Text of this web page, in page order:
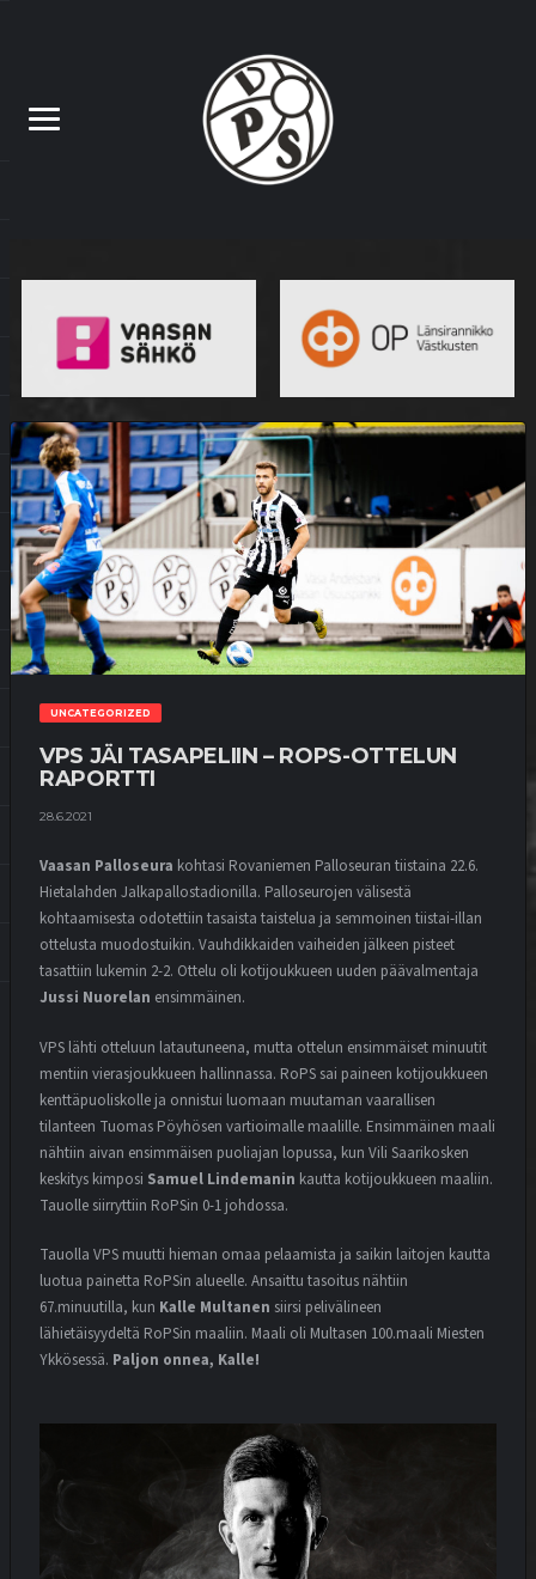
UNCATEGORIZED
VPS JÄI TASAPELIIN – ROPS-OTTELUN
RAPORTTI
28.6.2021
Vaasan Palloseura kohtasi Rovaniemen Palloseuran tiistaina 22.6.
Hietalahden Jalkapallostadionilla. Palloseurojen välisestä
kohtaamisesta odotettiin tasaista taistelua ja semmoinen tiistai-illan
ottelusta muodostuikin. Vauhdikkaiden vaiheiden jälkeen pisteet
tasattiin lukemin 2-2. Ottelu oli kotijoukkueen uuden päävalmentaja
Jussi Nuorelan ensimmäinen.
VPS lähti otteluun latautuneena, mutta ottelun ensimmäiset minuutit
mentiin vierasjoukkueen hallinnassa. RoPS sai paineen kotijoukkueen
kenttäpuoliskolle ja onnistui luomaan muutaman vaarallisen
tilanteen Tuomas Pöyhösen vartioimalle maalille. Ensimmäinen maali
nähtiin aivan ensimmäisen puoliajan lopussa, kun Vili Saarikosken
keskitys kimposi Samuel Lindemanin kautta kotijoukkueen maaliin.
Tauolle siirryttiin RoPSin 0-1 johdossa.
Tauolla VPS muutti hieman omaa pelaamista ja saikin laitojen kautta
luotua painetta RoPSin alueelle. Ansaittu tasoitus nähtiin
67.minuutilla, kun Kalle Multanen siirsi pelivälineen
lähietäisyydeltä RoPSin maaliin. Maali oli Multasen 100.maali Miesten
Ykkösessä. Paljon onnea, Kalle!